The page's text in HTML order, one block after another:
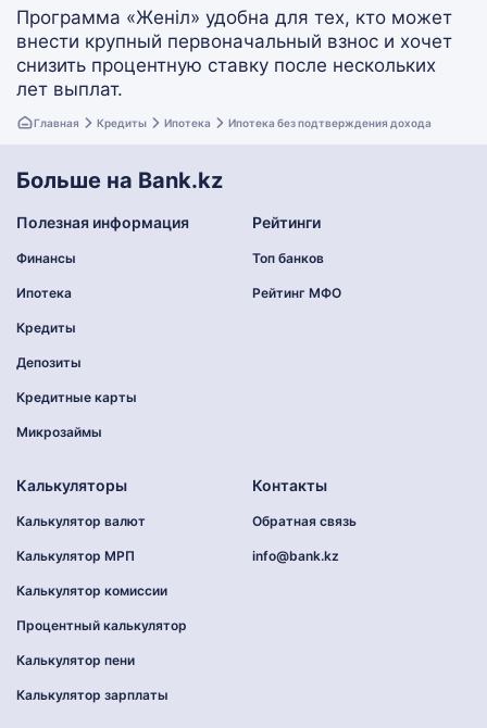
Программа «Женіл» удобна для тех, кто может
внести крупный первоначальный взнос и хочет
снизить процентную ставку после нескольких
лет выплат.
Главная Кредиты Ипотека Ипотека без подтверждения дохода
Больше на Bank.kz
Полезная информация
Финансы
Ипотека
Кредиты
Депозиты
Кредитные карты
Микрозаймы
Рейтинги
Топ банков
Рейтинг МФО
Калькуляторы
Калькулятор валют
Калькулятор МРП
Калькулятор комиссии
Процентный калькулятор
Калькулятор пени
Калькулятор зарплаты
Контакты
Обратная связь
info@bank.kz